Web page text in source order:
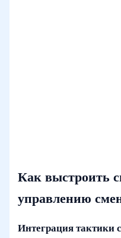
Как выстроить
управлению
Интеграция тактики